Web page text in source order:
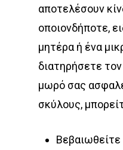
αποτελέσουν
οποιονδήποτε,
μητέρα ή ένα
διατηρήσετε
μωρό σας
σκύλους,